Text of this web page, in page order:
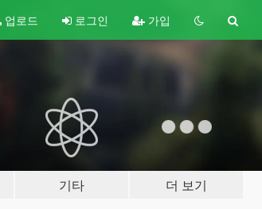
업로드 로그인 가입
기타 더 보기